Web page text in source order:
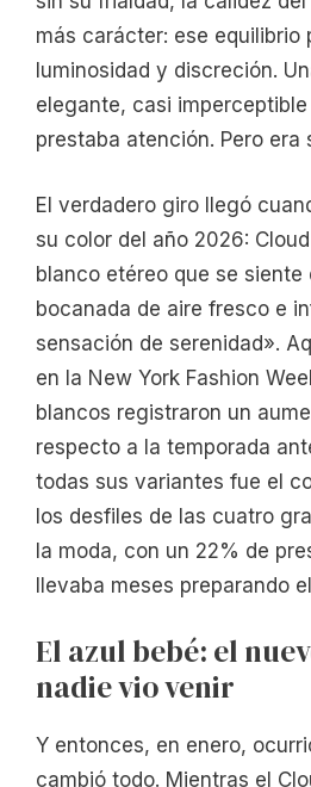
más carácter: ese equilibrio
luminosidad y discreción.
elegante, casi
prestaba atención. Pero era
El verdadero giro llegó
su color del año 2026:
blanco etéreo que se siente
bocanada de aire fresco e
sensación de serenidad».
en la New York Fashion
blancos registraron un
respecto a la temporada
todas sus variantes fue el
los desfiles de las cuatro
la moda, con un 22% de
llevaba meses preparando
El azul bebé: el
nadie vio venir
Y entonces, en enero,
cambió todo. Mientras el